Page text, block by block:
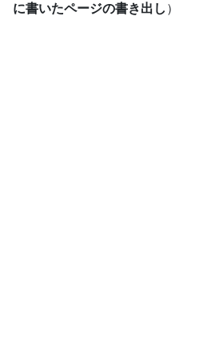
に書いたページの書き出し ）